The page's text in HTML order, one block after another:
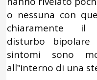
o nessuna con
chiaramente
disturbo
sintomi sono
all‟interno di una